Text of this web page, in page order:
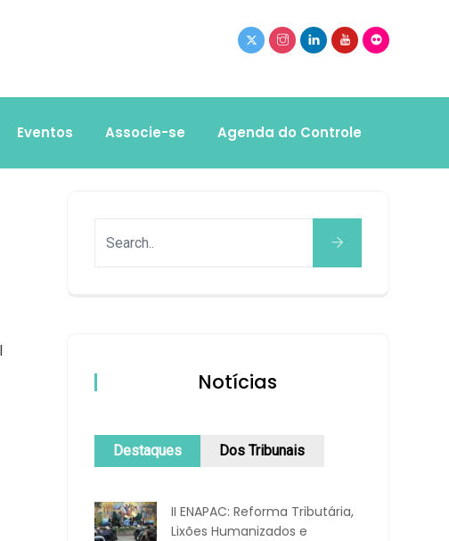
Eventos Associe-se Agenda do Controle
Notícias
Destaques Dos Tribunais
II ENAPAC: Reforma Tributária,
Lixões Humanizados e